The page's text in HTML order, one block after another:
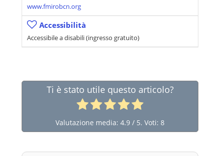
www.fmirobcn.org
Accessibilità
Accessibile a disabili (ingresso gratuito)
Ti è stato utile questo articolo?
Valutazione media: 4.9 / 5. Voti: 8